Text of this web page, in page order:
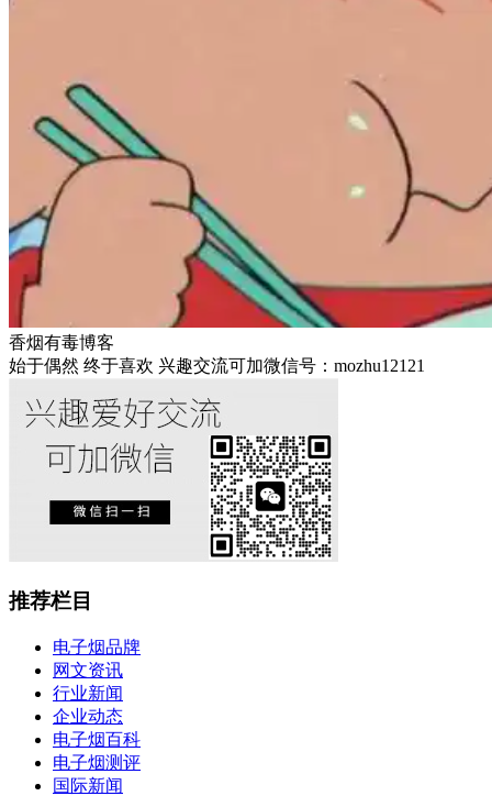
香烟有毒博客
始于偶然 终于喜欢 兴趣交流可加微信号：mozhu12121
推荐栏目
电子烟品牌
网文资讯
行业新闻
企业动态
电子烟百科
电子烟测评
国际新闻